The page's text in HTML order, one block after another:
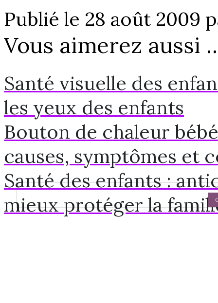
Publié le 28 août 2009
Vous aimerez aussi
Santé visuelle des
les yeux des enfants
Bouton de chaleur
causes, symptômes et
Santé des enfants :
mieux protéger la